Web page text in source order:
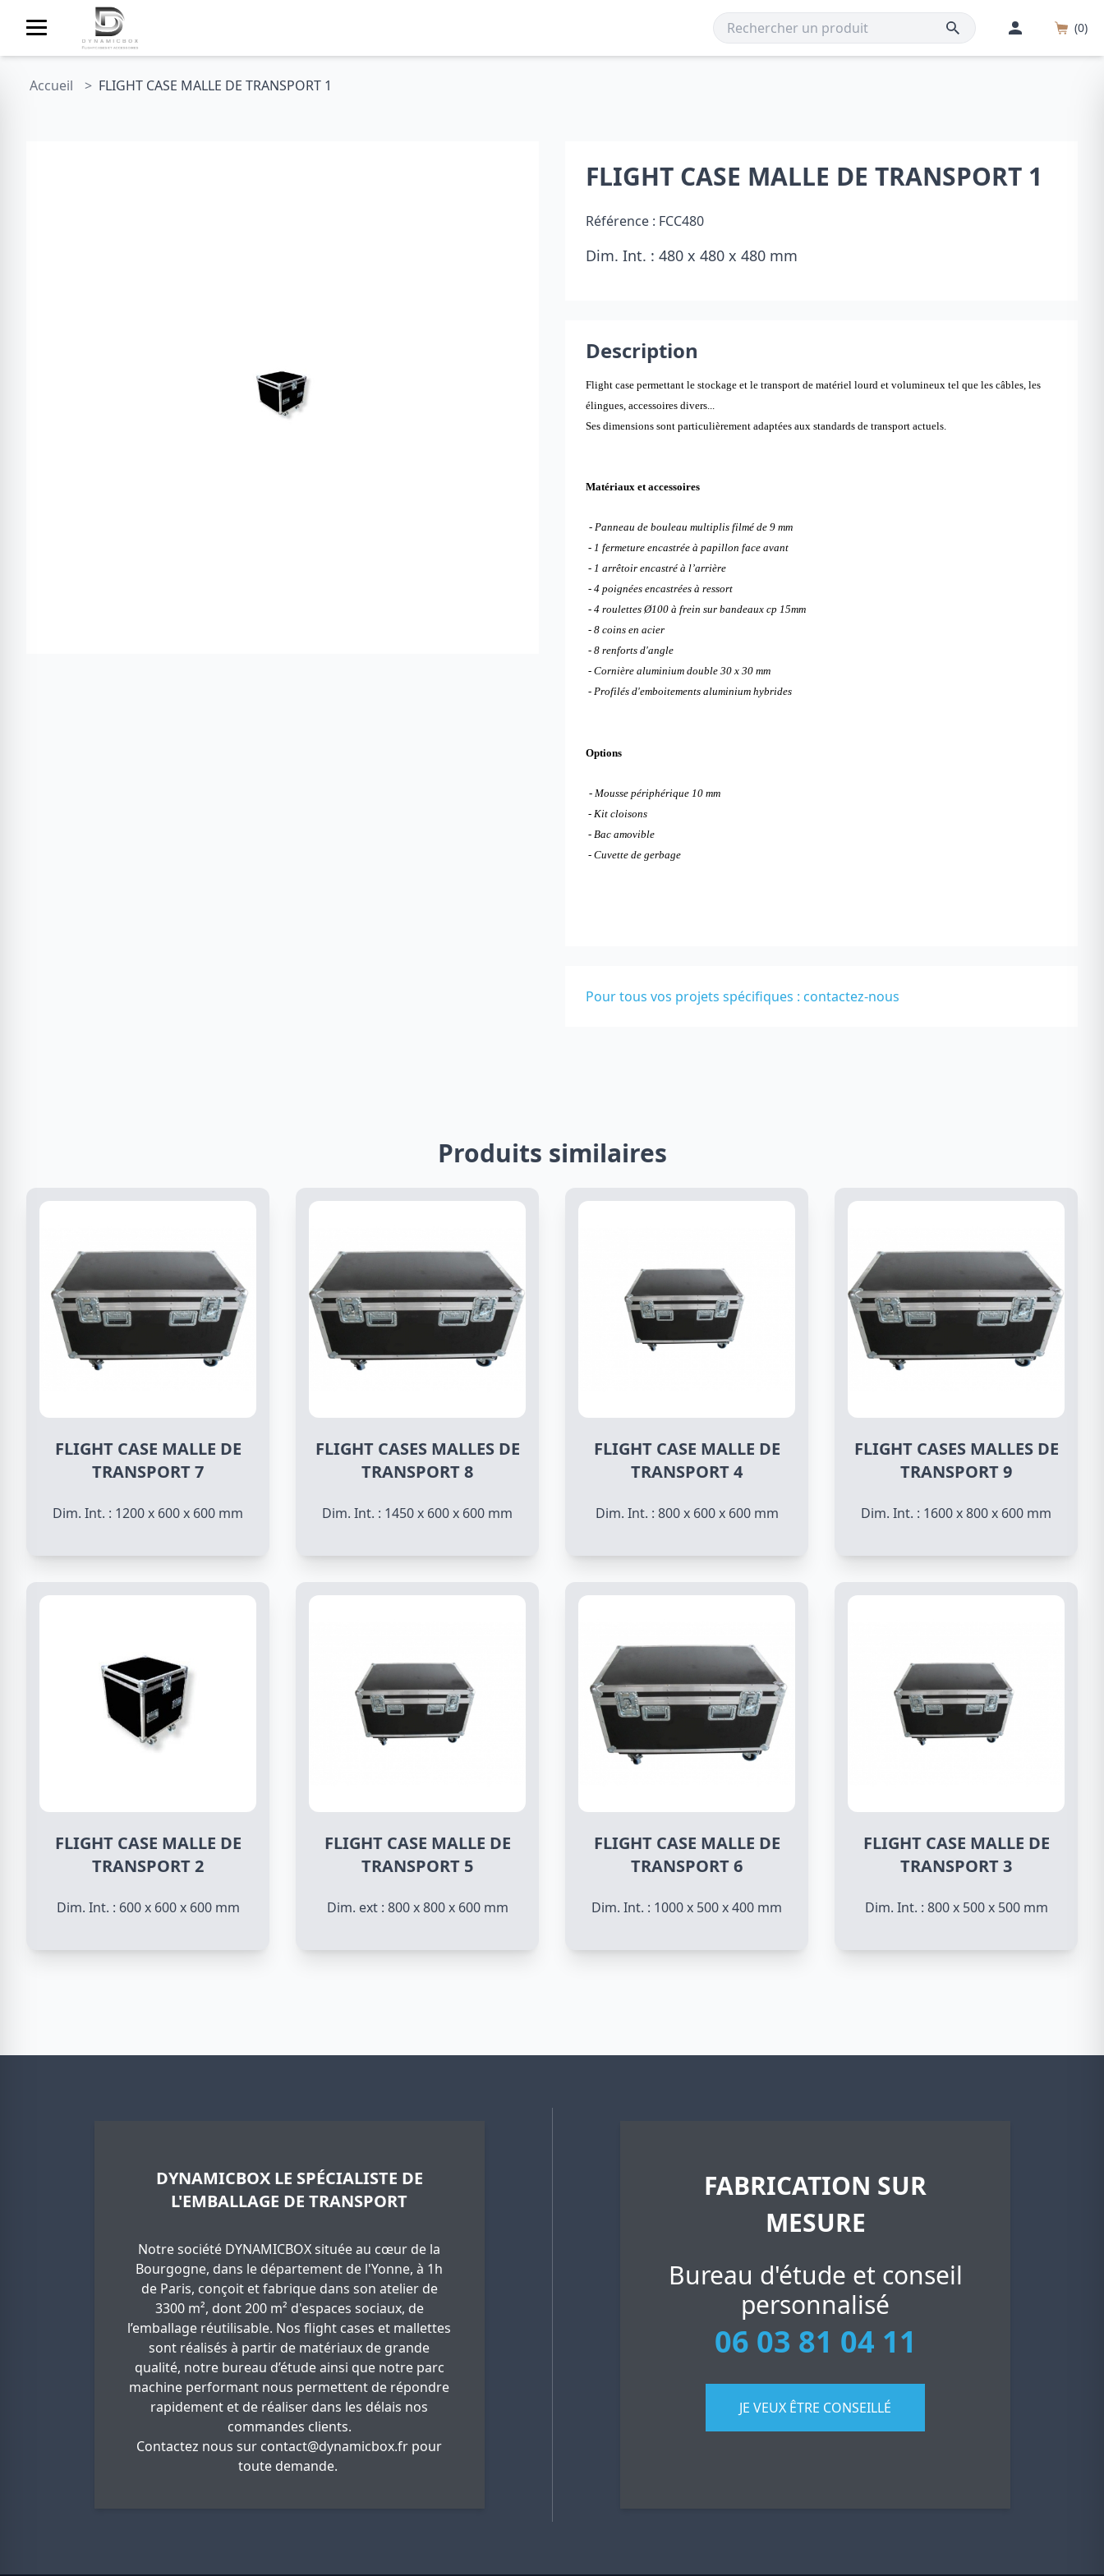
(0)
Accueil FLIGHT CASE MALLE DE TRANSPORT 1
FLIGHT CASE MALLE DE TRANSPORT 1
Référence : FCC480
Dim. Int. : 480 x 480 x 480 mm
Description
Flight case permettant le stockage et le transport de matériel lourd et volumineux tel que les câbles, les
élingues, accessoires divers...
Ses dimensions sont particulièrement adaptées aux standards de transport actuels.
Matériaux et accessoires
- Panneau de bouleau multiplis filmé de 9 mm
- 1 fermeture encastrée à papillon face avant
- 1 arrêtoir encastré à l’arrière
- 4 poignées encastrées à ressort
- 4 roulettes Ø100 à frein sur bandeaux cp 15mm
- 8 coins en acier
- 8 renforts d'angle
- Cornière aluminium double 30 x 30 mm
- Profilés d'emboitements aluminium hybrides
Options
- Mousse périphérique 10 mm
- Kit cloisons
- Bac amovible
- Cuvette de gerbage
Pour tous vos projets spécifiques : contactez-nous
Produits similaires
FLIGHT CASE MALLE DE
TRANSPORT 7
Dim. Int. : 1200 x 600 x 600 mm
FLIGHT CASES MALLES DE
TRANSPORT 8
Dim. Int. : 1450 x 600 x 600 mm
FLIGHT CASE MALLE DE
TRANSPORT 4
Dim. Int. : 800 x 600 x 600 mm
FLIGHT CASES MALLES DE
TRANSPORT 9
Dim. Int. : 1600 x 800 x 600 mm
FLIGHT CASE MALLE DE
TRANSPORT 2
Dim. Int. : 600 x 600 x 600 mm
FLIGHT CASE MALLE DE
TRANSPORT 5
Dim. ext : 800 x 800 x 600 mm
FLIGHT CASE MALLE DE
TRANSPORT 6
Dim. Int. : 1000 x 500 x 400 mm
FLIGHT CASE MALLE DE
TRANSPORT 3
Dim. Int. : 800 x 500 x 500 mm
DYNAMICBOX LE SPÉCIALISTE DE
L'EMBALLAGE DE TRANSPORT
Notre société DYNAMICBOX située au cœur de la
Bourgogne, dans le département de l'Yonne, à 1h
de Paris, conçoit et fabrique dans son atelier de
3300 m², dont 200 m² d'espaces sociaux, de
l’emballage réutilisable. Nos flight cases et mallettes
sont réalisés à partir de matériaux de grande
qualité, notre bureau d’étude ainsi que notre parc
machine performant nous permettent de répondre
rapidement et de réaliser dans les délais nos
commandes clients.
Contactez nous sur contact@dynamicbox.fr pour
toute demande.
FABRICATION SUR
MESURE
Bureau d'étude et conseil
personnalisé
06 03 81 04 11
JE VEUX ÊTRE CONSEILLÉ